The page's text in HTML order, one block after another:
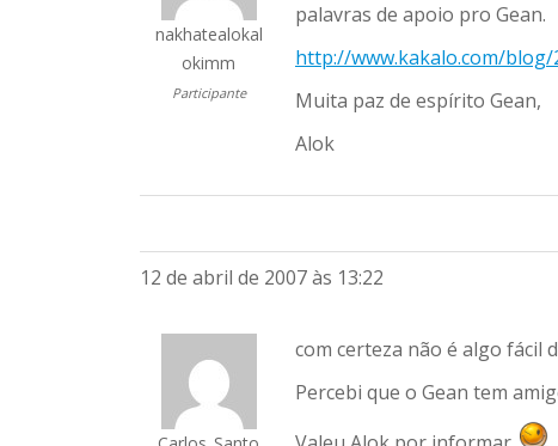
nakhatealokal
okimm
Participante
palavras de apoio pro Gean.
http://www.kakalo.com/blog/
Muita paz de espírito Gean,
Alok
12 de abril de 2007 às 13:22
com certeza não é algo fácil
Percebi que o Gean tem